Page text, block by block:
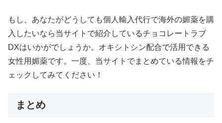
もし、あなたがどうしても個人輸入代行で海外の媚薬を購
入したいなら当サイトで紹介しているチョコレートラブ
DXはいかがでしょうか。オキシトシン配合で活用できる
女性用媚薬です。一度、当サイトでまとめている情報をチ
ェックしてみてください！
まとめ